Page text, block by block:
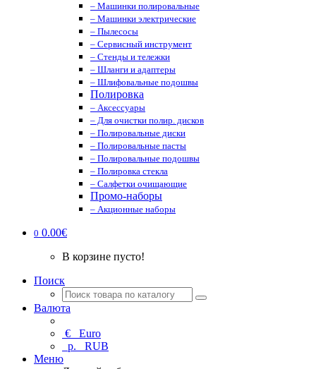
– Машинки полировальные
– Машинки электрические
– Пылесосы
– Сервисный инструмент
– Стенды и тележки
– Шланги и адаптеры
– Шлифовальные подошвы
Полировка
– Аксессуары
– Для очистки полир. дисков
– Полировальные диски
– Полировальные пасты
– Полировальные подошвы
– Полировка стекла
– Салфетки очищающие
Промо-наборы
– Акционные наборы
0 0.00€
В корзине пусто!
Поиск
Валюта
€ Euro
р. RUB
Меню